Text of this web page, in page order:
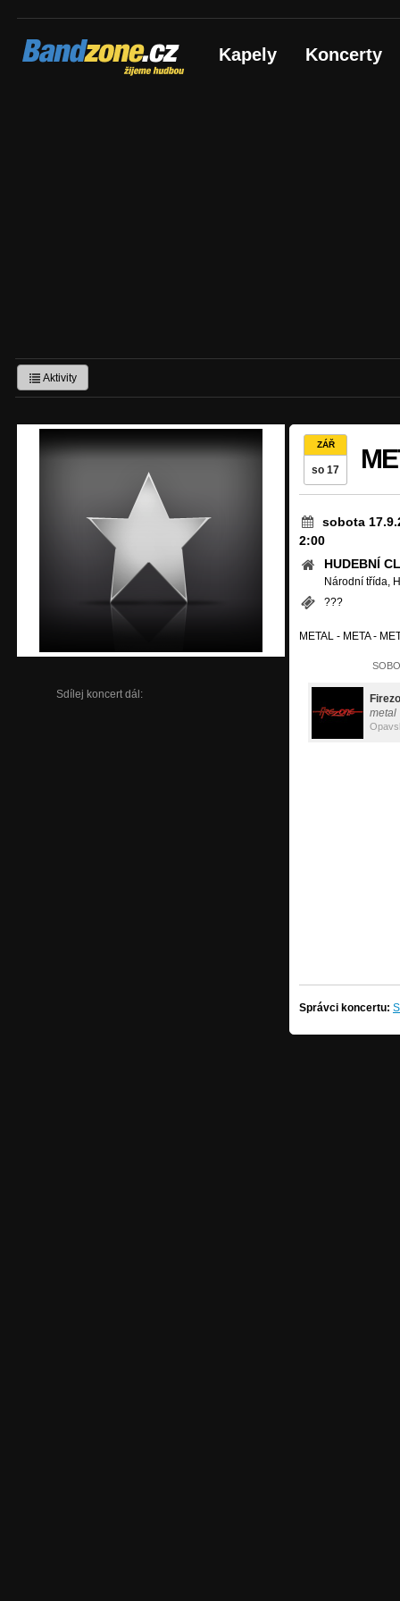
Bandzone.cz
žijeme hudbou Kapely Koncerty
Aktivity
Sdílej koncert dál:
ZÁŘ
so 17
sobota
2:00
HUDEBNÍ
Národní třída,
???
METAL - META -
metal
Správci koncertu: